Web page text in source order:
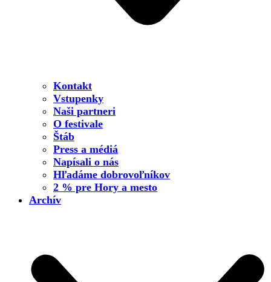
Kontakt
Vstupenky
Naši partneri
O festivale
Štáb
Press a médiá
Napísali o nás
Hľadáme dobrovoľníkov
2 % pre Hory a mesto
Archív